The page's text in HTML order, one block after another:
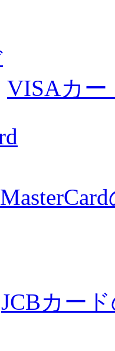
VISAカー
JCBカー